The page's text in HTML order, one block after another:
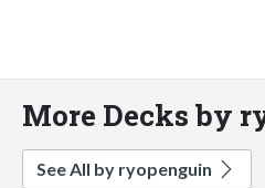
More Decks by
See All by ryopenguin